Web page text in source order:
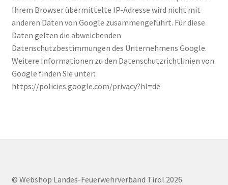
Ihrem Browser übermittelte IP-Adresse wird nicht mit
anderen Daten von Google zusammengeführt. Für diese
Daten gelten die abweichenden
Datenschutzbestimmungen des Unternehmens Google.
Weitere Informationen zu den Datenschutzrichtlinien von
Google finden Sie unter:
https://policies.google.com/privacy?hl=de
© Webshop Landes-Feuerwehrverband Tirol 2026